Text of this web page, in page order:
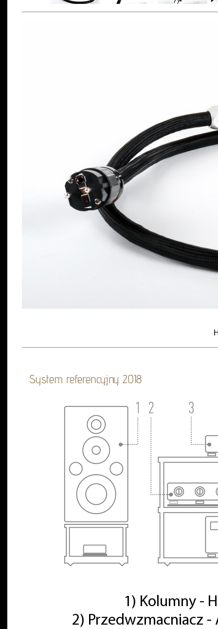
System referencyjny 2018
1) Kolumny -
2) Przedwzmacniacz -